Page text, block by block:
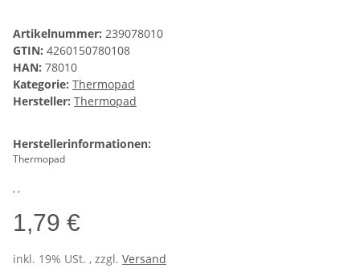
Artikelnummer: 239078010
GTIN: 4260150780108
HAN: 78010
Kategorie: Thermopad
Hersteller: Thermopad
Herstellerinformationen:
Thermopad
, ,
1,79 €
inkl. 19% USt. , zzgl. Versand